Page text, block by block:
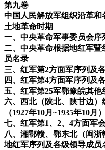
第九卷
中国人民解放军组织沿革和
土地革命时期
一、中央革命军事委员会
二、中央革命根据地红军
员名录
三、红军第2方面军序列及
四、红军第4方面军序列及
五、红军第25军鄂豫皖其
六、西北（陕北、陕甘边
（1927年10月~1935年10月）
七、红军第1、2、4方面军
八、湘鄂赣、鄂东北（闽
地红军序列及各级领导成员